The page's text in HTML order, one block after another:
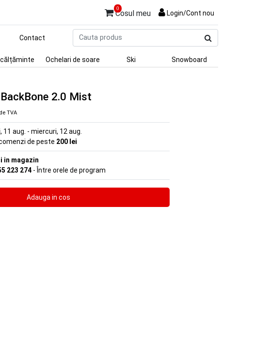
0
Cosul meu Login/Cont nou
produs
Contact
Ochelari de soare Ski Snowboard
2.0 Mist
TVA
11 aug. - miercuri, 12 aug.
de peste 200 lei
in magazin
223 274 - Între orele de program